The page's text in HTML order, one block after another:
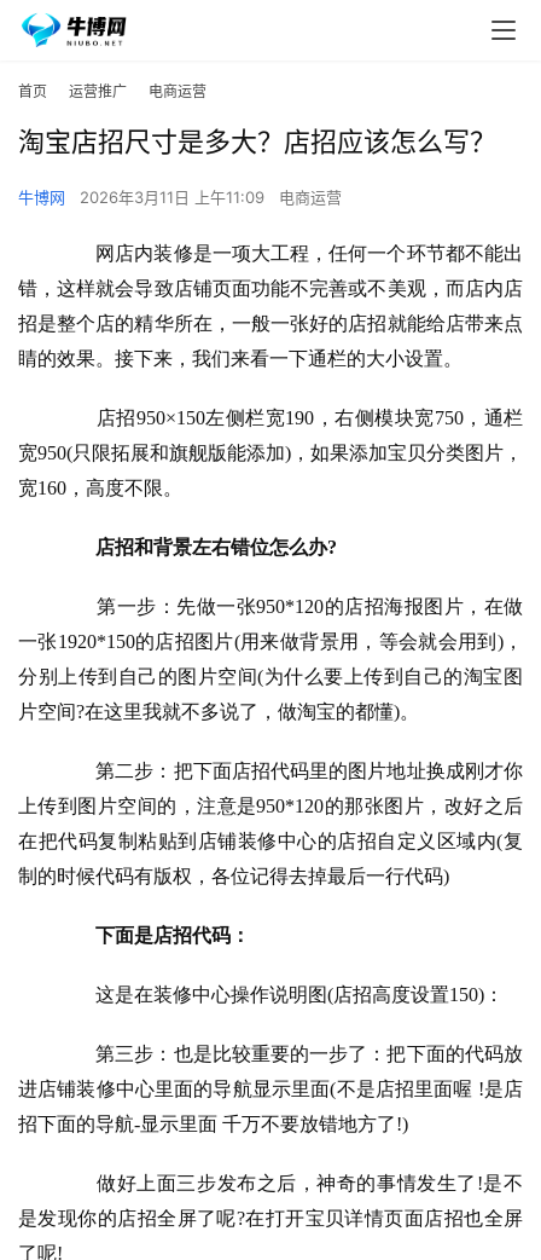
首页 运营推广 电商运营
淘宝店招尺寸是多大？店招应该怎么写？
牛博网 2026年3月11日 上午11:09 电商运营
网店内装修是一项大工程，任何一个环节都不能出
错，这样就会导致店铺页面功能不完善或不美观，而店内店
招是整个店的精华所在，一般一张好的店招就能给店带来点
睛的效果。接下来，我们来看一下通栏的大小设置。
店招950×150左侧栏宽190，右侧模块宽750，通栏
宽950(只限拓展和旗舰版能添加)，如果添加宝贝分类图片，
宽160，高度不限。
店招和背景左右错位怎么办?
第一步：先做一张950*120的店招海报图片，在做
一张1920*150的店招图片(用来做背景用，等会就会用到)，
分别上传到自己的图片空间(为什么要上传到自己的淘宝图
片空间?在这里我就不多说了，做淘宝的都懂)。
第二步：把下面店招代码里的图片地址换成刚才你
上传到图片空间的，注意是950*120的那张图片，改好之后
在把代码复制粘贴到店铺装修中心的店招自定义区域内(复
制的时候代码有版权，各位记得去掉最后一行代码)
下面是店招代码：
这是在装修中心操作说明图(店招高度设置150)：
第三步：也是比较重要的一步了：把下面的代码放
进店铺装修中心里面的导航显示里面(不是店招里面喔 !是店
招下面的导航-显示里面 千万不要放错地方了!)
做好上面三步发布之后，神奇的事情发生了!是不
是发现你的店招全屏了呢?在打开宝贝详情页面店招也全屏
了呢!